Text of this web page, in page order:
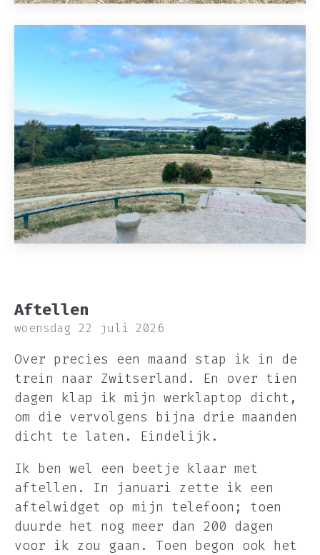
Aftellen
woensdag 22 juli 2026
Over precies een maand stap ik in de
trein naar Zwitserland. En over tien
dagen klap ik mijn werklaptop dicht,
om die vervolgens bijna drie maanden
dicht te laten. Eindelijk.
Ik ben wel een beetje klaar met
aftellen. In januari zette ik een
aftelwidget op mijn telefoon; toen
duurde het nog meer dan 200 dagen
voor ik zou gaan. Toen begon ook het